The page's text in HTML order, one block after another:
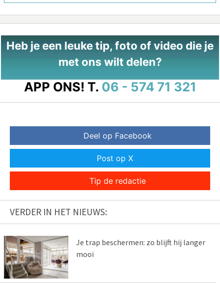
Heb je een leuke tip, foto of video die je
met ons wilt delen?
APP ONS! T. 06 - 574 71 321
Deel op Facebook
Post op X
Tip de redactie
VERDER IN HET NIEUWS:
Je trap beschermen: zo blijft hij langer
mooi